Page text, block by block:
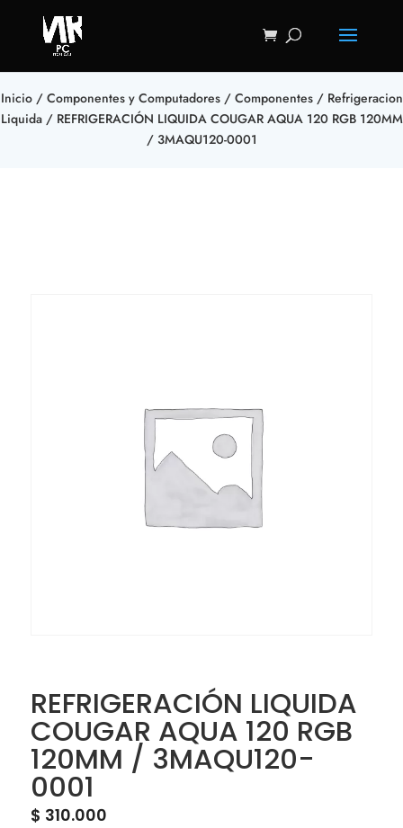
Inicio/ Componentes y Computadores/ Componentes/ Refrigeracion
Liquida/ REFRIGERACIÓN LIQUIDA COUGAR AQUA 120 RGB 120MM
/ 3MAQU120-0001
REFRIGERACIÓN LIQUIDA
COUGAR AQUA 120 RGB
120MM / 3MAQU120-
0001
$ 310.000